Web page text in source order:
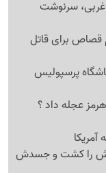
غربی، سرنوشت
پرونده کلثوم اکبری؛ 10 حکم قصاص برای قاتل
پرسپولیس
عجله داد ؟
را کشت و جسدش